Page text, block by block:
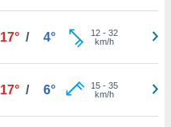
17° / 4° 12- 32
km/h
17° / 6° 15- 35
km/h